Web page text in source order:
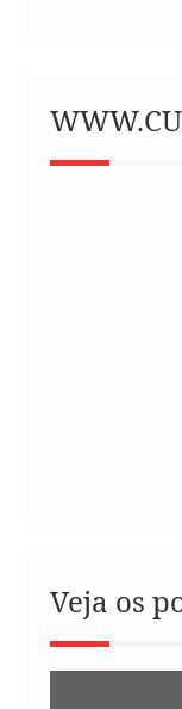
Veja os